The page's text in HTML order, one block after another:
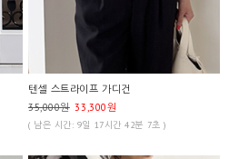
텐셀 스트라이프 가디건
35,000원 33,300원
( 남은 시간: 9일 17시간 42분 7초 )